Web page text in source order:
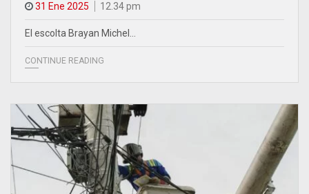
31 Ene 2025 12.34 pm
El escolta Brayan Michel…
CONTINUE READING